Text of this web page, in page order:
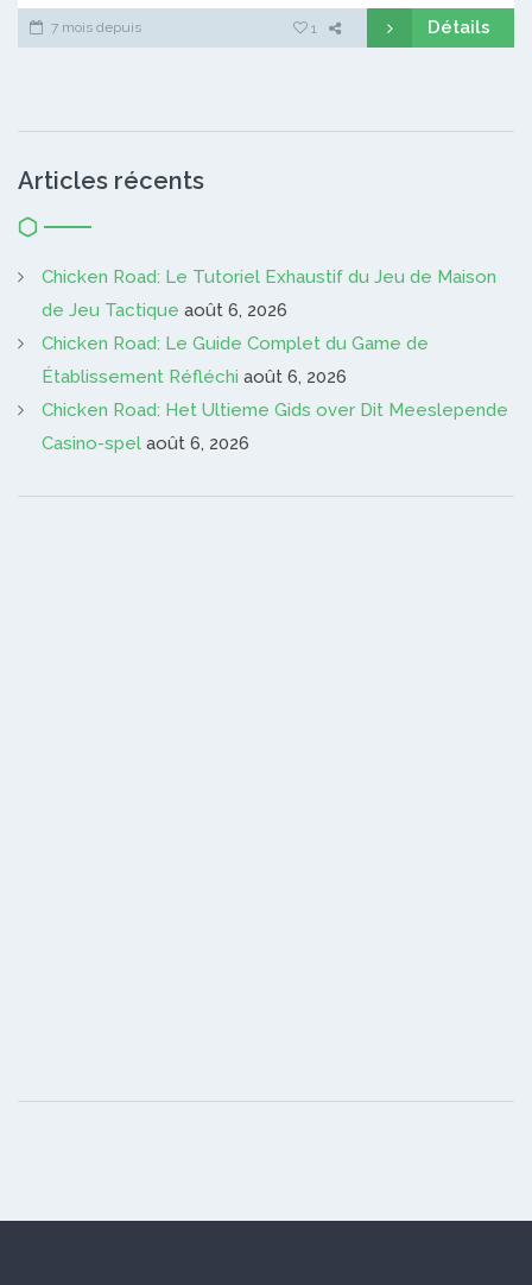
7 mois depuis 1 Détails
Articles récents
Chicken Road: Le Tutoriel Exhaustif du Jeu de Maison
de Jeu Tactique août 6, 2026
Chicken Road: Le Guide Complet du Game de
Établissement Réfléchi août 6, 2026
Chicken Road: Het Ultieme Gids over Dit Meeslepende
Casino-spel août 6, 2026